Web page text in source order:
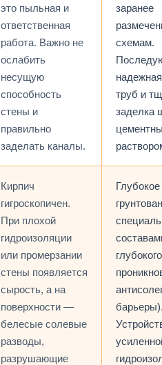
это пыльная и
ответственная
работа. Важно не
ослабить
несущую
способность
стены и
правильно
заделать каналы.
заранее
схемам.
труб и
заделка
Кирпич
гигроскопичен.
При плохой
гидроизоляции
или промерзании
стены появляется
сырость, а на
поверхности —
белесые солевые
разводы,
разрушающие
Глубокое
глубокого